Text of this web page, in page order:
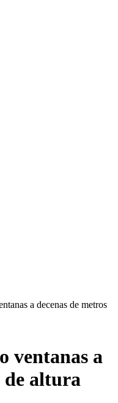
a decenas de metros
ventanas a
de altura